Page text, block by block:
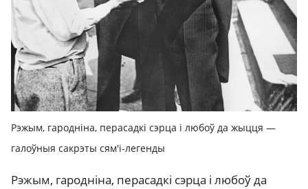
Рэжым, гародніна, перасадкі сэрца і любоў да жыцця —
галоўныя сакрэты сям'і-легенды
Рэжым, гародніна, перасадкі сэрца і любоў да